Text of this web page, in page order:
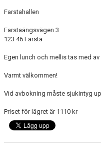
Farstahallen
Farstaängsvägen 3
123 46 Farsta
Egen lunch och mellis tas med av
Varmt välkommen!
Vid avbokning måste sjukintyg
Priset för lägret är 1110 kr